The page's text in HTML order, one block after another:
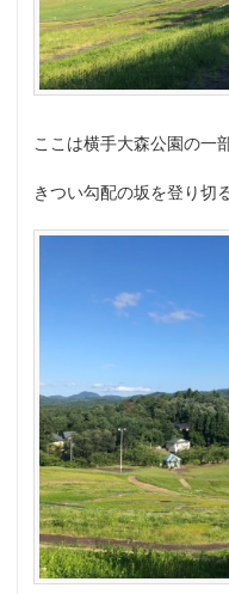
ここは横手大森公園の一
きつい勾配の坂を登り切